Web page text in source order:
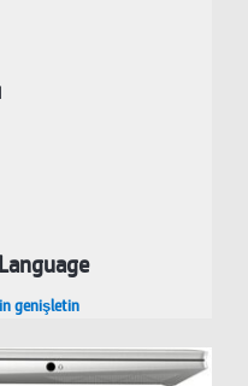
genişletin